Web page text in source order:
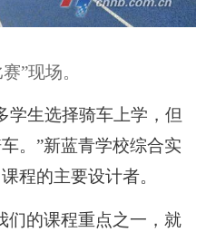
”现场。
生选择骑车上学，但
。”新蓝青学校综合实
程的主要设计者。
的课程重点之一，就